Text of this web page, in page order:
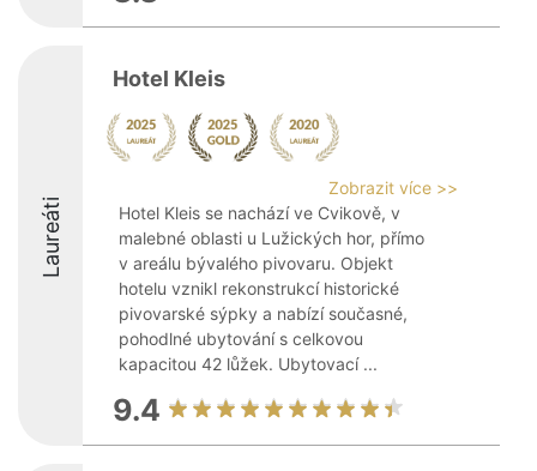
Laureáti
Hotel Kleis
Zobrazit více >>
Hotel Kleis se nachází ve Cvikově, v
malebné oblasti u Lužických hor, přímo
v areálu bývalého pivovaru. Objekt
hotelu vznikl rekonstrukcí historické
pivovarské sýpky a nabízí současné,
pohodlné ubytování s celkovou
kapacitou 42 lůžek. Ubytovací ...
9.4